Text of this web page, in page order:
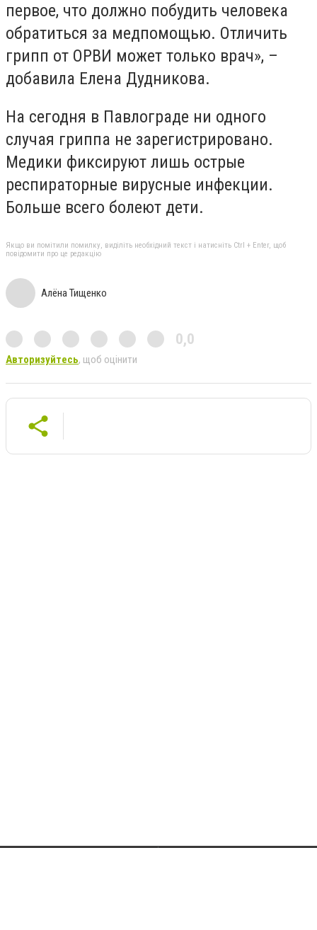
первое, что должно побудить человека
обратиться за медпомощью. Отличить
грипп от ОРВИ может только врач», –
добавила Елена Дудникова.
На сегодня в Павлограде ни одного
случая гриппа не зарегистрировано.
Медики фиксируют лишь острые
респираторные вирусные инфекции.
Больше всего болеют дети.
Якщо ви помітили помилку, виділіть необхідний текст і натисніть Ctrl + Enter, щоб
повідомити про це редакцію
Алёна Тищенко
0,0
Авторизуйтесь, щоб оцінити